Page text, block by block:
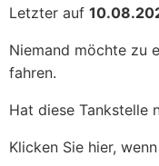
Letzter auf
Niemand möchte zu
fahren.
Hat diese Tankstelle
Klicken Sie hier,